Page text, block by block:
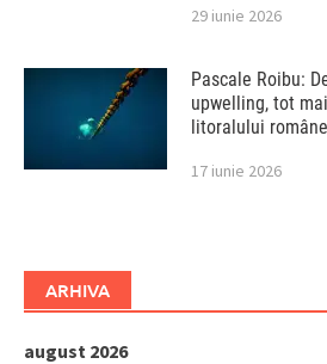
29 iunie 2026
Pascale Roibu:
upwelling, tot
litoralului
17 iunie 2026
ARHIVA
august 2026